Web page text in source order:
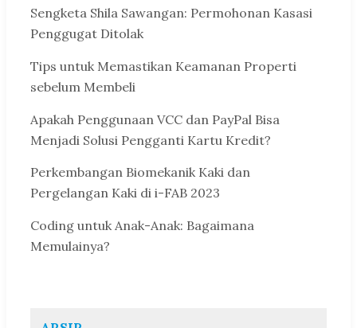
Sengketa Shila Sawangan: Permohonan Kasasi
Penggugat Ditolak
Tips untuk Memastikan Keamanan Properti
sebelum Membeli
Apakah Penggunaan VCC dan PayPal Bisa
Menjadi Solusi Pengganti Kartu Kredit?
Perkembangan Biomekanik Kaki dan
Pergelangan Kaki di i-FAB 2023
Coding untuk Anak-Anak: Bagaimana
Memulainya?